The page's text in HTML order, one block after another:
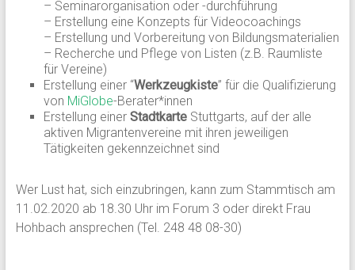
– Seminarorganisation oder -durchführung
– Erstellung eine Konzepts für Videocoachings
– Erstellung und Vorbereitung von Bildungsmaterialien
– Recherche und Pflege von Listen (z.B. Raumliste
für Vereine)
Erstellung einer “Werkzeugkiste” für die Qualifizierung
von MiGlobe-Berater*innen
Erstellung einer StadtkarteStuttgarts, auf der alle
aktiven Migrantenvereine mit ihren jeweiligen
Tätigkeiten gekennzeichnet sind
Wer Lust hat, sich einzubringen, kann zum Stammtisch am
11.02.2020 ab 18.30 Uhr im Forum 3 oder direkt Frau
Hohbach ansprechen (Tel. 248 48 08-30)